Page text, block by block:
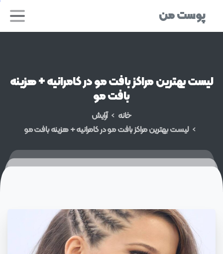
پوست من
لیستبهترینمراکزبافتمودرکامرانیه+هزینه
بافتمو
خانه
آرایش
لیست بهترین مراکز بافت مو در کامرانیه + هزینه بافت مو